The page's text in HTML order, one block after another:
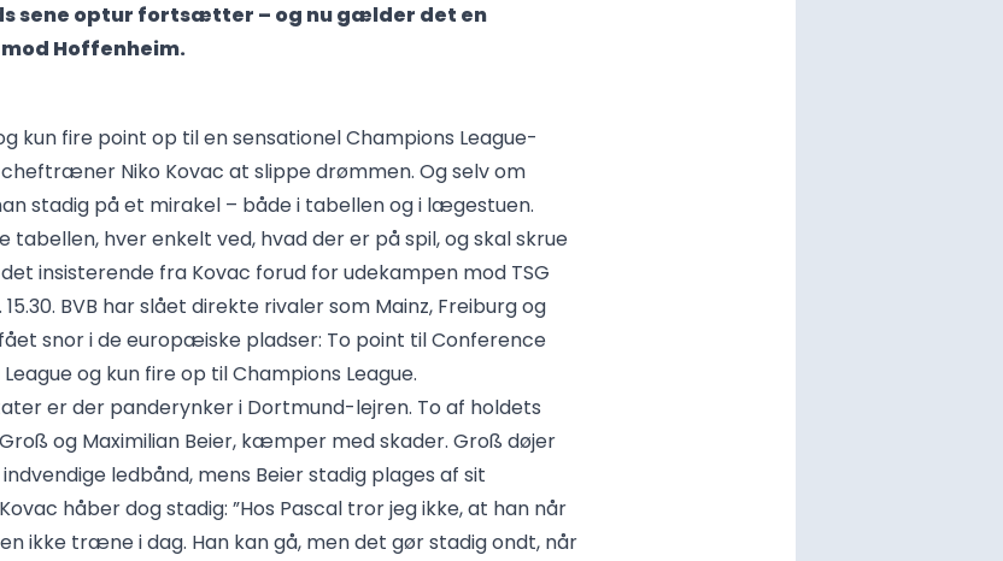
sene optur fortsætter – og nu gælder det en
Hoffenheim.
kun fire point op til en sensationel Champions League-
Niko Kovac at slippe drømmen. Og selv om
stadig på et mirakel – både i tabellen og i lægestuen.
tabellen, hver enkelt ved, hvad der er på spil, og skal skrue
insisterende fra Kovac forud for udekampen mod TSG
BVB har slået direkte rivaler som Mainz, Freiburg og
snor i de europæiske pladser: To point til Conference
og kun fire op til Champions League.
er der panderynker i Dortmund-lejren. To af holdets
og Maximilian Beier, kæmper med skader. Groß døjer
ledbånd, mens Beier stadig plages af sit
håber dog stadig: ”Hos Pascal tror jeg ikke, at han når
ikke træne i dag. Han kan gå, men det gør stadig ondt, når